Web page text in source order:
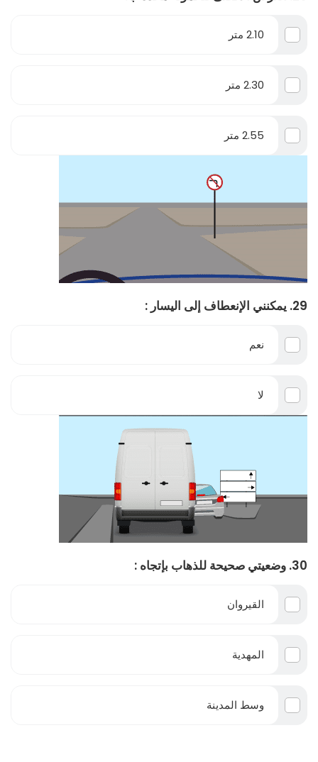
2.10 متر
2.30 متر
2.55 متر
29. يمكنني الإنعطاف إلى اليسار :
نعم
لا
30. وضعيتي صحيحة للذهاب بإتجاه :
القيروان
المهدية
وسط المدينة